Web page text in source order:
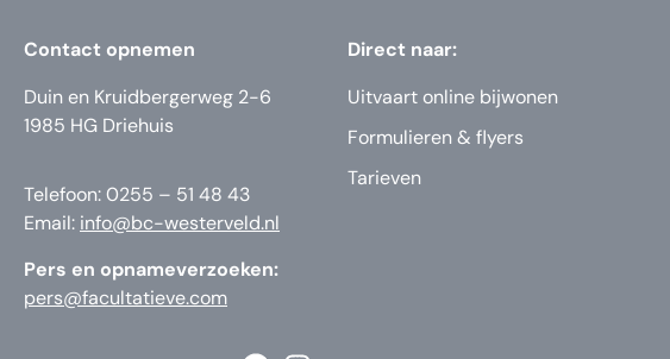
Contact opnemen
Duin en Kruidbergerweg 2-6
1985 HG Driehuis
Telefoon: 0255 – 51 48 43
Email: info@bc-westerveld.nl
Pers en opnameverzoeken:
pers@facultatieve.com
Direct naar:
Uitvaart online bijwonen
Formulieren & flyers
Tarieven